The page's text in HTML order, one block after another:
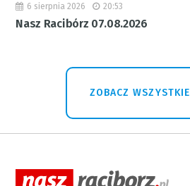
6 sierpnia 2026 20:53
Nasz Racibórz 07.08.2026
ZOBACZ WSZYSTKIE